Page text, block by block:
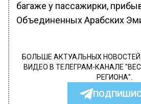
багаже у пассажирки,
Объединенных Арабских
БОЛЬШЕ АКТУАЛЬНЫХ
ВИДЕО В ТЕЛЕГРАМ-КАНАЛЕ
РЕГИОНА".